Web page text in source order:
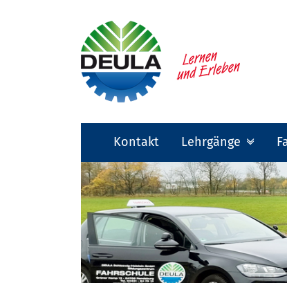
Kontakt Lehrgänge